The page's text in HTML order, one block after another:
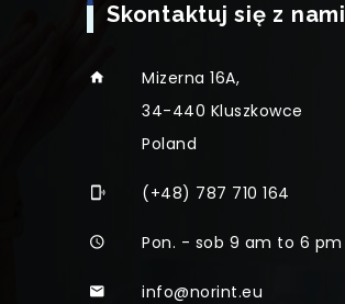
Skontaktuj się z nami
Mizerna 16A,
34-440 Kluszkowce
Poland
(+48) 787 710 164
Pon. - sob 9 am to 6 pm
info@norint.eu